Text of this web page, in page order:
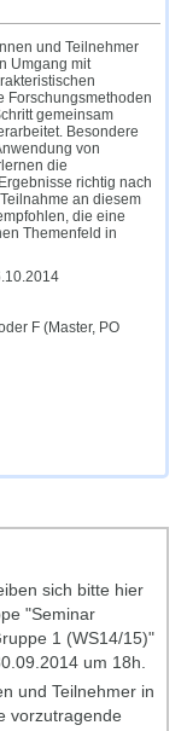
und Teilnehmer
Umgang mit
Forschungsmethoden
gemeinsam
Besondere
von
die
richtig nach
an diesem
die eine
Themenfeld in
F (Master, PO
sich bitte hier
"Seminar
1 (WS14/15)"
um 18h.
und Teilnehmer in
vorzutragende